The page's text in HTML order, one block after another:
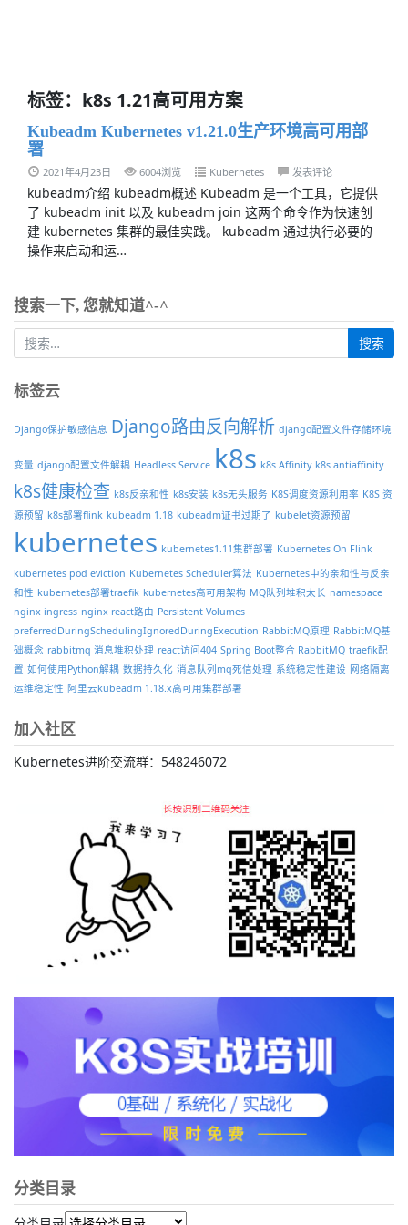
标签：k8s 1.21高可用方案
Kubeadm Kubernetes v1.21.0生产环境高可用部
署
2021年4月23日 6004浏览 Kubernetes 发表评论
kubeadm介绍 kubeadm概述 Kubeadm 是一个工具，它提供
了 kubeadm init 以及 kubeadm join 这两个命令作为快速创
建 kubernetes 集群的最佳实践。 kubeadm 通过执行必要的
操作来启动和运…
搜索一下, 您就知道^-^
标签云
Django保护敏感信息 Django路由反向解析 django配置文件存储环境
变量 django配置文件解耦 Headless Service k8s k8s Affinity k8s antiaffinity
k8s健康检查 k8s反亲和性 k8s安装 k8s无头服务 K8S调度资源利用率 K8S 资
源预留 k8s部署flink kubeadm 1.18 kubeadm证书过期了 kubelet资源预留
kubernetes kubernetes1.11集群部署 Kubernetes On Flink
kubernetes pod eviction Kubernetes Scheduler算法 Kubernetes中的亲和性与反亲
和性 kubernetes部署traefik kubernetes高可用架构 MQ队列堆积太长 namespace
nginx ingress nginx react路由 Persistent Volumes
preferredDuringSchedulingIgnoredDuringExecution RabbitMQ原理 RabbitMQ基
础概念 rabbitmq 消息堆积处理 react访问404 Spring Boot整合 RabbitMQ traefik配
置 如何使用Python解耦 数据持久化 消息队列mq死信处理 系统稳定性建设 网络隔离
运维稳定性 阿里云kubeadm 1.18.x高可用集群部署
加入社区
Kubernetes进阶交流群：548246072
分类目录